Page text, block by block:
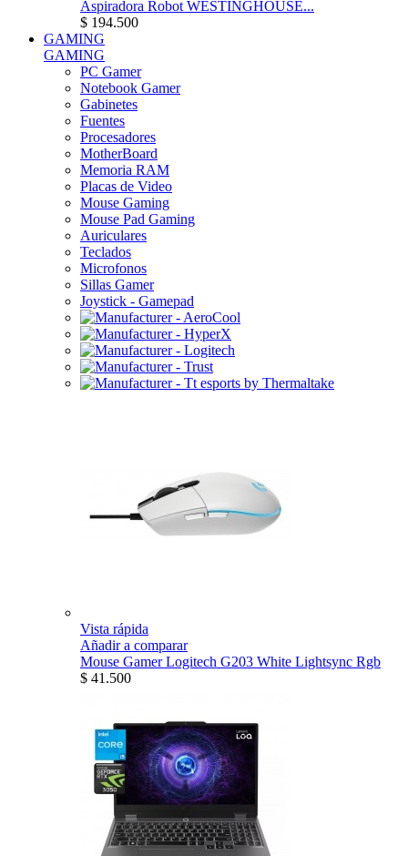
Aspiradora Robot WESTINGHOUSE...
$ 194.500
GAMING
GAMING
PC Gamer
Notebook Gamer
Gabinetes
Fuentes
Procesadores
MotherBoard
Memoria RAM
Placas de Video
Mouse Gaming
Mouse Pad Gaming
Auriculares
Teclados
Microfonos
Sillas Gamer
Joystick - Gamepad
Vista rápida
Añadir a comparar
Mouse Gamer Logitech G203 White Lightsync Rgb
$ 41.500